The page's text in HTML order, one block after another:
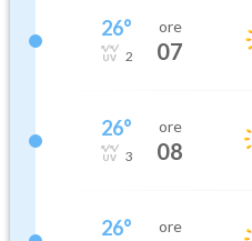
26°
2
ore
07
26°
3
ore
08
26° ore